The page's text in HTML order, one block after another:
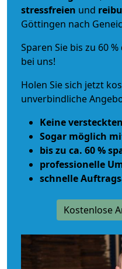
stressfreien und
Göttingen nach
Sparen Sie bis zu 60
bei uns!
Holen Sie sich jetzt
unverbindliche
Keine
Sogar möglich
bis zu ca. 60 %
professionelle
schnelle
Kostenlose